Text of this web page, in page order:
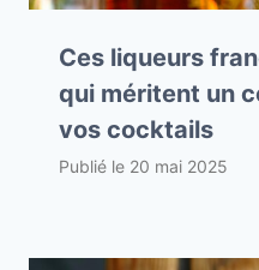
Ces liqueurs
qui méritent un
vos cocktails
Publié le 20 mai 2025